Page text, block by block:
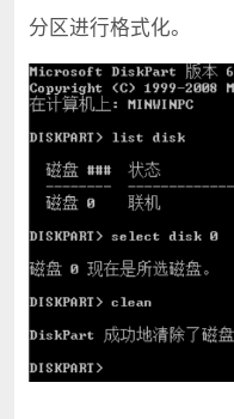
分区进行格式化。